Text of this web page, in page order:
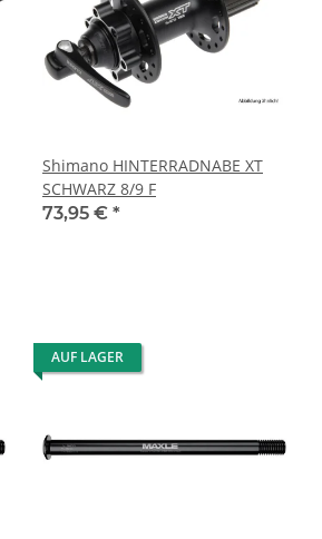
Shimano HINTERRADNABE XT
SCHWARZ 8/9 F
73,95 € *
AUF LAGER